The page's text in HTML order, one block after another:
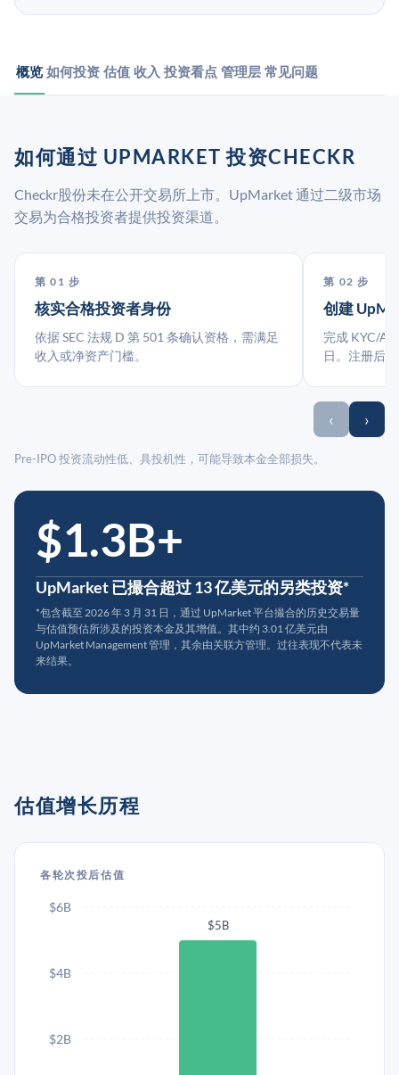
概览 如何投资 估值 收入 投资看点 管理层 常见问题
如何通过 UPMARKET 投资CHECKR
Checkr股份未在公开交易所上市。UpMarket 通过二级市场
交易为合格投资者提供投资渠道。
第 01 步
核实合格投资者身份
依据 SEC 法规 D 第 501 条确认资格，需满足
收入或净资产门槛。
第 02 步
创建
完成 KYC/
日。注册后
‹ ›
Pre-IPO 投资流动性低、具投机性，可能导致本金全部损失。
$1.3B+
UpMarket 已撮合超过 13 亿美元的另类投资*
*包含截至 2026 年 3 月 31 日，通过 UpMarket 平台撮合的历史交易量
与估值预估所涉及的投资本金及其增值。其中约 3.01 亿美元由
UpMarket Management 管理，其余由关联方管理。过往表现不代表未
来结果。
估值增长历程
各轮次投后估值
$5B
$2B
$4B
$6B